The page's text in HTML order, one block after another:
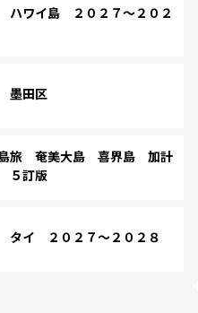
ワイ島 ２０２７～２０２
墨田区
旅 奄美大島 喜界島 加計
５訂版
イ ２０２７～２０２８